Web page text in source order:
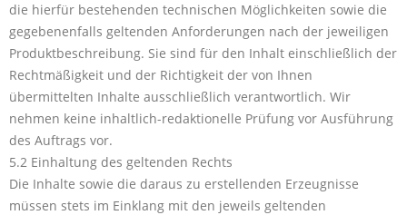
die hierfür bestehenden technischen Möglichkeiten sowie die
gegebenenfalls geltenden Anforderungen nach der jeweiligen
Produktbeschreibung. Sie sind für den Inhalt einschließlich der
Rechtmäßigkeit und der Richtigkeit der von Ihnen
übermittelten Inhalte ausschließlich verantwortlich. Wir
nehmen keine inhaltlich-redaktionelle Prüfung vor Ausführung
des Auftrags vor.
5.2 Einhaltung des geltenden Rechts
Die Inhalte sowie die daraus zu erstellenden Erzeugnisse
müssen stets im Einklang mit den jeweils geltenden